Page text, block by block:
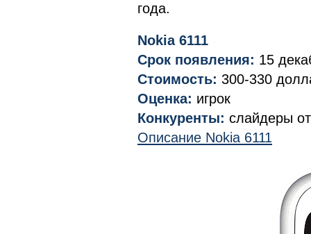
года.
Nokia 6111
Срок появления: 15
Стоимость: 300-330
Оценка: игрок
Конкуренты: слайдеры
Описание Nokia 6111